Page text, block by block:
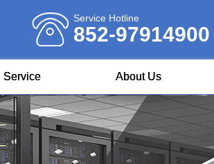
Service Hotline
852-97914900
Service About Us